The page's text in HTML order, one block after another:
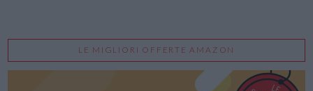
LE MIGLIORI OFFERTE AMAZON